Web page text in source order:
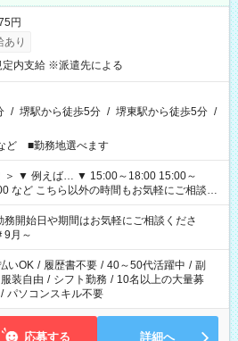
円
あり
定内支給 ※派遣先による
/ 堺駅から徒歩5分 / 堺東駅から徒歩5分 /
ど ■勤務地選べます
～
気軽にご相談く
開始日や期間はお気軽にご相談くださ
月～
いOK / 履歴書不要 / 40～50代活躍中 / 副
服装自由 / シフト勤務 / 10名以上の大量募
/ パソコンスキル不要
応募する 詳細へ